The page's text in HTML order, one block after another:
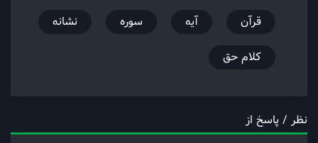
قرآن آیه سوره
نشانه
کلام حق
نظر / پاسخ از